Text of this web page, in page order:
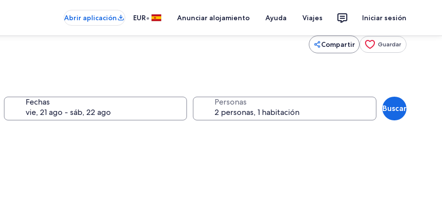
Abrir aplicación EUR• Anunciar alojamiento Ayuda Viajes Iniciar sesión
Compartir Guardar
Fechas Personas
Buscar